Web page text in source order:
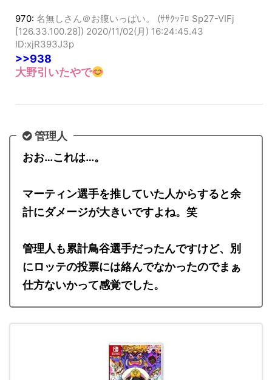
970: 名無しさん＠お腹いっぱい。 (ｻｻｸｯﾃﾛ Sp27-VIFj
[126.33.100.28]) 2020/11/02(月) 16:24:45.43
ID:xjR393J3p
>>938
大野引いたやで
管理人
おお…これは…。
マーティン選手を推していた人からすると余
計にダメージが大きいですよね。笑
管理人も累計鳥谷選手だったんですけど、別
にロッテの投票には絡んでなかったのでまぁ
仕方ないかって感覚でした。